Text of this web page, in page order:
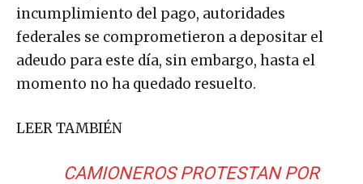
incumplimiento del pago, autoridades
federales se comprometieron a depositar el
adeudo para este día, sin embargo, hasta el
momento no ha quedado resuelto.
LEER TAMBIÉN
CAMIONEROS PROTESTAN POR